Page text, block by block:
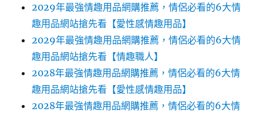
2029年最強情趣用品網購推薦，情侶必看的6大情
趣用品網站搶先看【愛性感情趣用品】
2029年最強情趣用品網購推薦，情侶必看的6大情
趣用品網站搶先看【情趣職人】
2028年最強情趣用品網購推薦，情侶必看的6大情
趣用品網站搶先看【愛性感情趣用品】
2028年最強情趣用品網購推薦，情侶必看的6大情